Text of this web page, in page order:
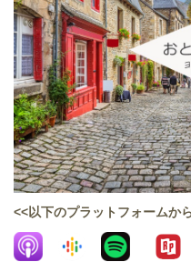
<<以下のプラットフォームか